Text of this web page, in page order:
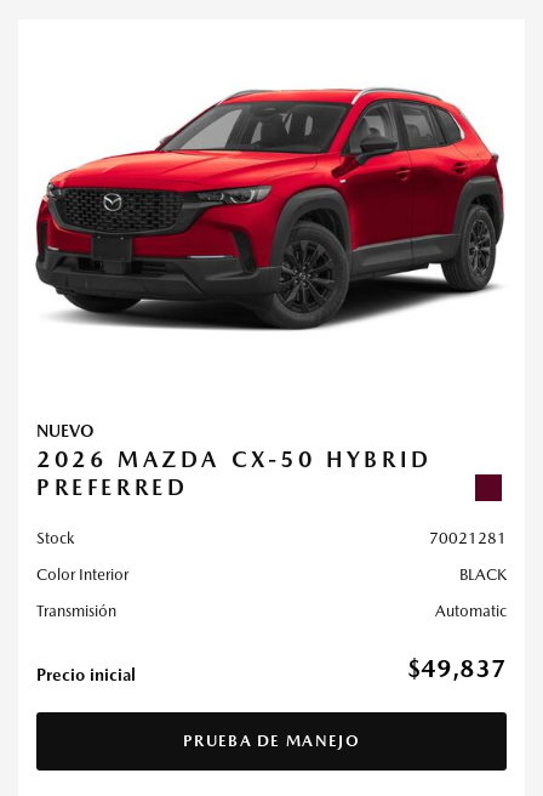
NUEVO
2026 MAZDA CX-50 HYBRID
PREFERRED
Stock
70021281
Color Interior
BLACK
Transmisión
Automatic
Precio inicial $49,837
PRUEBA DE MANEJO